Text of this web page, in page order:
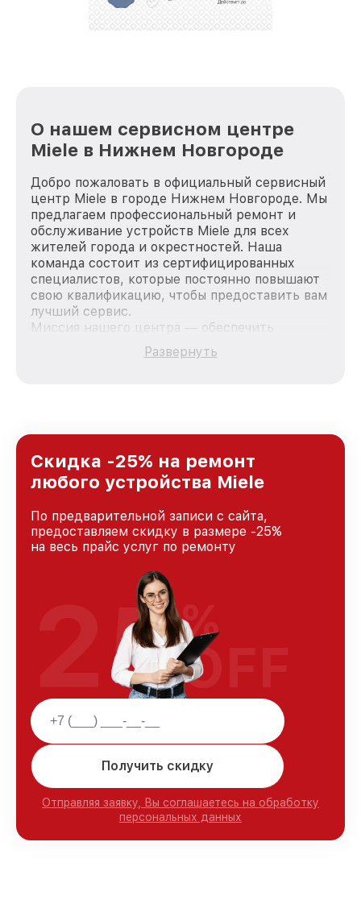
О нашем сервисном центре
Miele в Нижнем Новгороде
Добро пожаловать в официальный сервисный
центр Miele в городе Нижнем Новгороде. Мы
предлагаем профессиональный ремонт и
обслуживание устройств Miele для всех
жителей города и окрестностей. Наша
команда состоит из сертифицированных
специалистов, которые постоянно повышают
свою квалификацию, чтобы предоставить вам
лучший сервис.
Миссия нашего центра — обеспечить
качественный и доступный ремонт для
каждого пользователя продукции Miele, вне
Нижнем Новгороде, постоянно повышая
уровень доверия и лояльности наших
клиентов.
Развернуть
Скидка -25% на ремонт
любого устройства Miele
По предварительной записи с сайта,
предоставляем скидку в размере -25%
на весь прайс услуг по ремонту
Получить скидку
Отправляя заявку, Вы соглашаетесь на обработку
персональных данных
25%
OFF